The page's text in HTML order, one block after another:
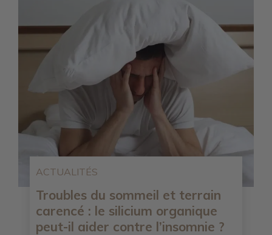
ACTUALITÉS
Troubles du sommeil et terrain
carencé : le silicium organique
peut-il aider contre l’insomnie ?